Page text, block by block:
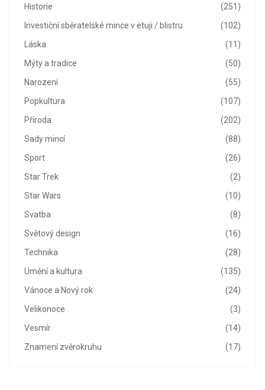
(251)
Historie
(102)
Investiční sběratelské mince v etuji / blistru
(11)
Láska
(50)
Mýty a tradice
(55)
Narození
(107)
Popkultura
(202)
Příroda
(88)
Sady mincí
(26)
Sport
(2)
Star Trek
(10)
Star Wars
(8)
Svatba
(16)
Světový design
(28)
Technika
(135)
Umění a kultura
(24)
Vánoce a Nový rok
(3)
Velikonoce
(14)
Vesmír
(17)
Znamení zvěrokruhu